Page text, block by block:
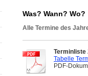
Was? Wann? Wo?
Alle Termine des
Terminliste
Tabelle
PDF-